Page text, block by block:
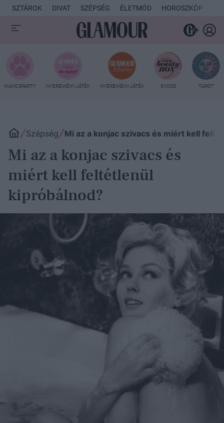
SZTÁROK DIVAT SZÉPSÉG ÉLETMÓD HOROSZKÓP
MANCSPARTY NYEREMÉNYJÁTÉK NYEREMÉNYJÁTÉK SYOSS TAROT
Szépség Mi az a konjac szivacs és miért kell
Mi az a konjac szivacs és
miért kell feltétlenül
kipróbálnod?